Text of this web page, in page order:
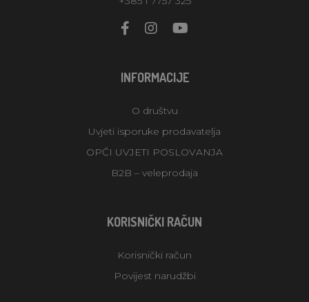
INFORMACIJE
O društvu
Uvjeti isporuke prodavatelja
OPĆI UVJETI POSLOVANJA
B2B – veleprodaja
KORISNIČKI RAČUN
Korisnički račun
Povijest narudžbi